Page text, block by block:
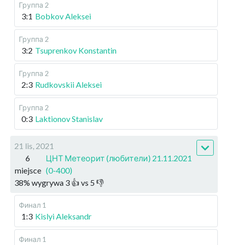
Группа 2
3:1 Bobkov Aleksei
Группа 2
3:2 Tsuprenkov Konstantin
Группа 2
2:3 Rudkovskii Aleksei
Группа 2
0:3 Laktionov Stanislav
21 lis, 2021
6
miejsce
ЦНТ Метеорит (любители) 21.11.2021
(0-400)
38% wygrywa 3 👍 vs 5 👎
Финал 1
1:3 Kislyi Aleksandr
Финал 1